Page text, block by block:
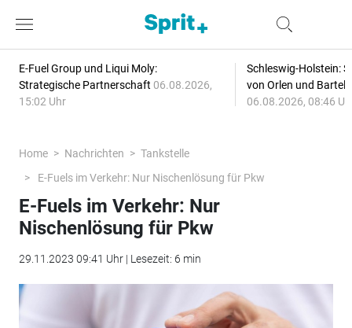
E-Fuel Group und Liqui Moly:
Strategische Partnerschaft 06.08.2026,
15:02 Uhr
Schleswig-Holstein:
von Orlen und
06.08.2026, 08:46
Home Nachrichten
Tankstelle
E-Fuels im Verkehr: Nur Nischenlösung für Pkw
E-Fuels im Verkehr: Nur
Nischenlösung für Pkw
29.11.2023 09:41 Uhr | Lesezeit: 6 min